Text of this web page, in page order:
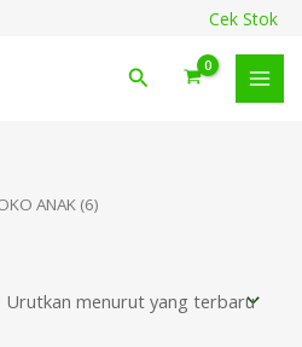
Cek Stok
Cari
ANAK (6)